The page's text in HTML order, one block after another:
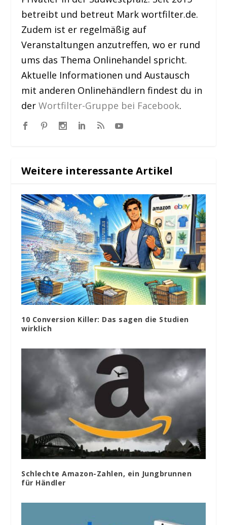
betreibt und betreut Mark wortfilter.de.
Zudem ist er regelmäßig auf
Veranstaltungen anzutreffen, wo er rund
ums das Thema Onlinehandel spricht.
Aktuelle Informationen und Austausch
mit anderen Onlinehändlern findest du in
derWortfilter-Gruppe bei Facebook.
Weitere interessante Artikel
10 Conversion Killer: Das sagen die Studien
wirklich
Schlechte Amazon-Zahlen, ein Jungbrunnen
für Händler